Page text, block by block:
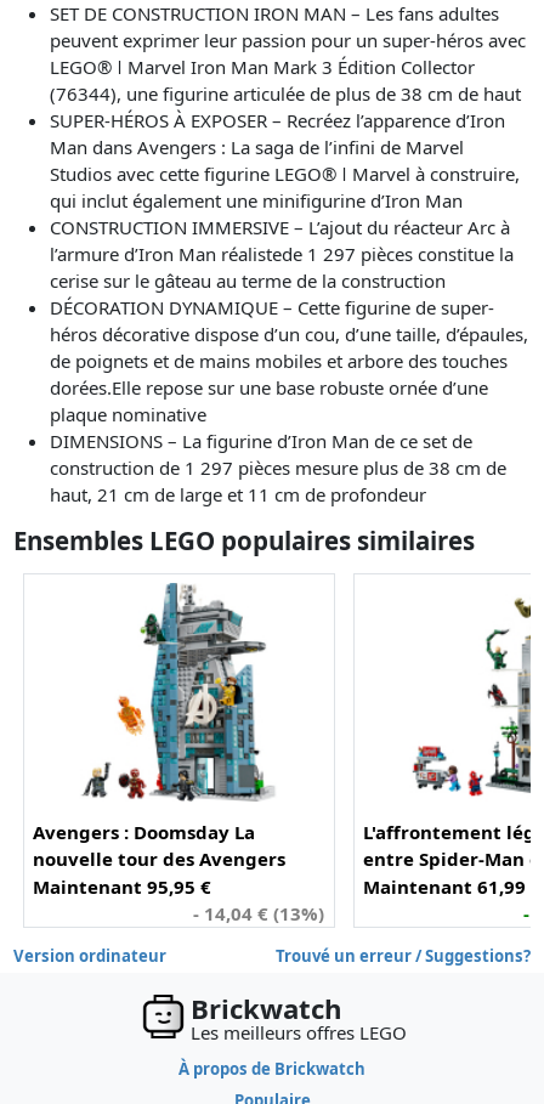
SET DE CONSTRUCTION IRON MAN – Les fans adultes
peuvent exprimer leur passion pour un super-héros avec
LEGO® ǀ Marvel Iron Man Mark 3 Édition Collector
(76344), une figurine articulée de plus de 38 cm de haut
SUPER-HÉROS À EXPOSER – Recréez l’apparence d’Iron
Man dans Avengers : La saga de l’infini de Marvel
Studios avec cette figurine LEGO® ǀ Marvel à construire,
qui inclut également une minifigurine d’Iron Man
CONSTRUCTION IMMERSIVE – L’ajout du réacteur Arc à
l’armure d’Iron Man réalistede 1 297 pièces constitue la
cerise sur le gâteau au terme de la construction
DÉCORATION DYNAMIQUE – Cette figurine de super-
héros décorative dispose d’un cou, d’une taille, d’épaules,
de poignets et de mains mobiles et arbore des touches
dorées.Elle repose sur une base robuste ornée d’une
plaque nominative
DIMENSIONS – La figurine d’Iron Man de ce set de
construction de 1 297 pièces mesure plus de 38 cm de
haut, 21 cm de large et 11 cm de profondeur
Ensembles LEGO populaires similaires
Avengers : Doomsday La
nouvelle tour des Avengers
(76352)
Maintenant 95,95 €
- 14,04 € (13%)
L'affrontement
entre Spider-Man
(76350)
Maintenant 61,99 €
-
Version ordinateur Trouvé un erreur / Suggestions?
Brickwatch
Les meilleurs offres LEGO
À propos de Brickwatch